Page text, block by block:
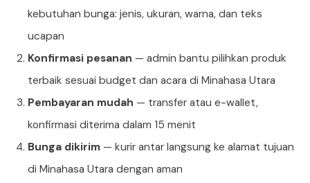
kebutuhan bunga: jenis, ukuran, warna, dan teks
ucapan
Konfirmasi pesanan — admin bantu pilihkan produk
terbaik sesuai budget dan acara di Minahasa Utara
Pembayaran mudah — transfer atau e-wallet,
konfirmasi diterima dalam 15 menit
Bunga dikirim — kurir antar langsung ke alamat tujuan
di Minahasa Utara dengan aman